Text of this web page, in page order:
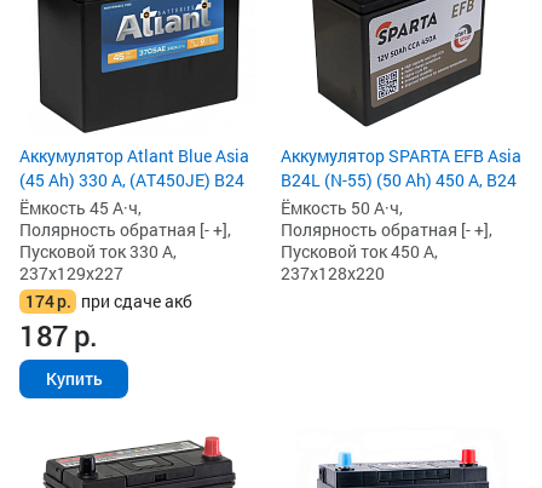
Аккумулятор Atlant Blue Asia
(45 Ah) 330 А, (AT450JE) B24
Ёмкость 45 А·ч,
Полярность обратная [- +],
Пусковой ток 330 А,
237x129x227
174р. при сдаче акб
187р.
Купить
Аккумулятор SPARTA EFB Asia
B24L (N-55) (50 Ah) 450 А, B24
Ёмкость 50 А·ч,
Полярность обратная [- +],
Пусковой ток 450 А,
237x128x220